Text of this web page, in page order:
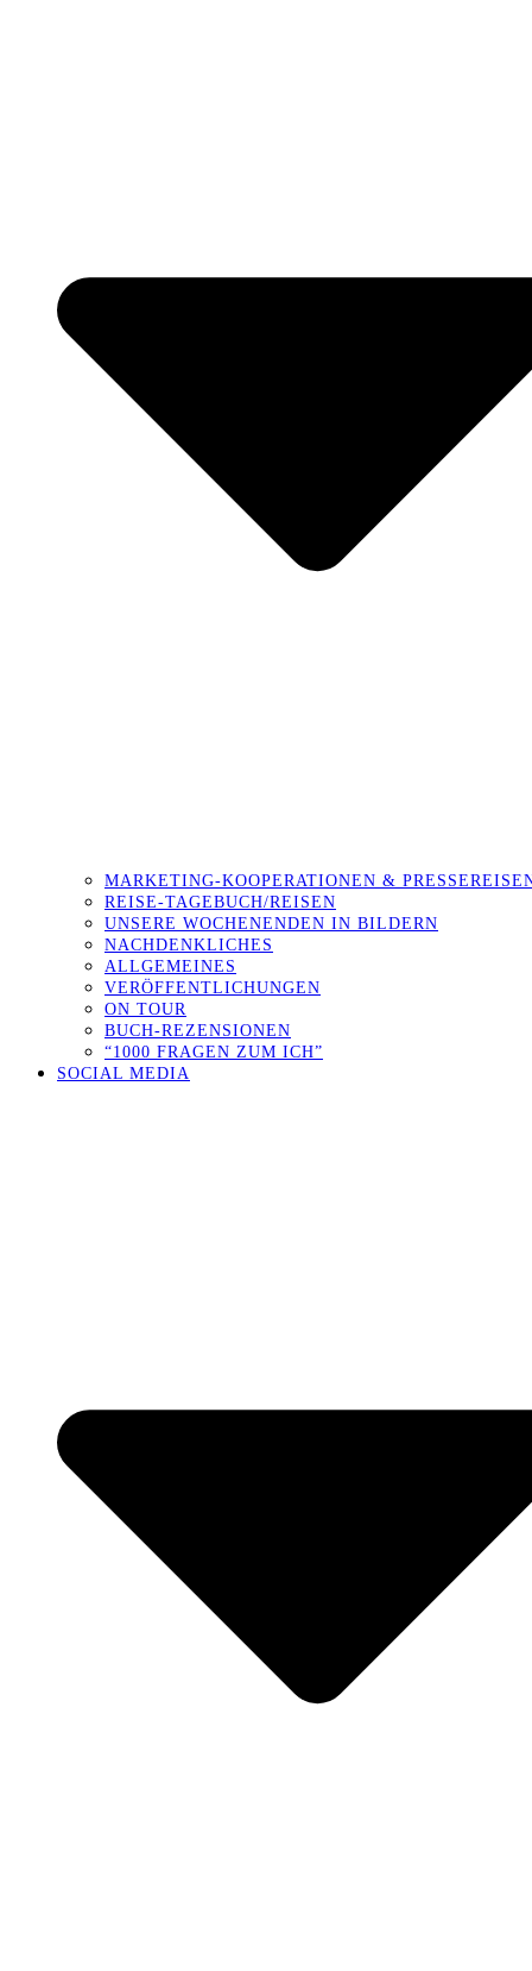
MARKETING-KOOPERATIONEN &
REISE-TAGEBUCH/REISEN
UNSERE WOCHENENDEN IN BILDERN
NACHDENKLICHES
ALLGEMEINES
VERÖFFENTLICHUNGEN
ON TOUR
BUCH-REZENSIONEN
“1000 FRAGEN ZUM ICH”
SOCIAL MEDIA